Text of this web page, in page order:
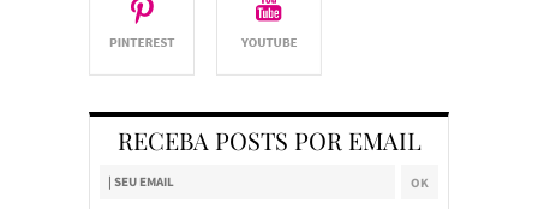
RECEBA POSTS POR EMAIL